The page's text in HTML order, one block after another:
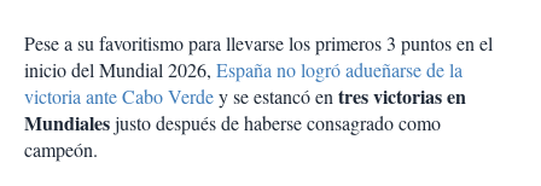
Pese a su favoritismo para llevarse los primeros 3 puntos en el
inicio del Mundial 2026, España no logró adueñarse de la
victoria ante Cabo Verdey se estancó entres victorias en
Mundialesjusto después de haberse consagrado como
campeón.